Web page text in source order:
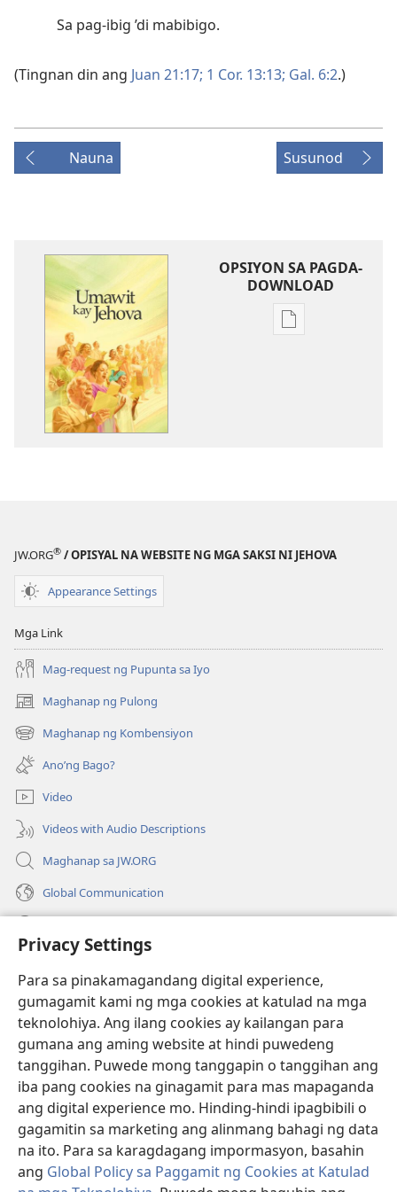
Privacy Settings
Para sa pinakamagandang digital experience,
gumagamit kami ng mga cookies at katulad na mga
teknolohiya. Ang ilang cookies ay kailangan para
gumana ang aming website at hindi puwedeng
tanggihan. Puwede mong tanggapin o tanggihan ang
iba pang cookies na ginagamit para mas mapaganda
ang digital experience mo. Hinding-hindi ipagbibili o
gagamitin sa marketing ang alinmang bahagi ng data
na ito. Para sa karagdagang impormasyon, basahin
ang Global Policy sa Paggamit ng Cookies at Katulad
Sa pag-ibig ’di mabibigo.
(Tingnan din ang Juan 21:17; 1 Cor. 13:13; Gal. 6:2.)
Nauna Susunod
OPSIYON SA PAGDA-
DOWNLOAD
Opsiyon
JW.ORG® / OPISYAL NA WEBSITE NG MGA SAKSI NI JEHOVA
Appearance Settings
Mga Link
Mag-request ng Pupunta sa Iyo
Maghanap ng Pulong
(may
bubukas
na
bagong
window)
Maghanap ng Kombensiyon
(may
bubukas
na
bagong
window)
Ano’ng Bago?
Video
Videos with Audio Descriptions
Maghanap sa JW.ORG
Global Communication
(may
na
bagong
window)
Watchtower ONLINE LIBRARY™
(may
bubukas
na
bagong
window)
JW Hub ®
(may
bubukas
bagong
window)
JW Library ®
Watchtower Library®